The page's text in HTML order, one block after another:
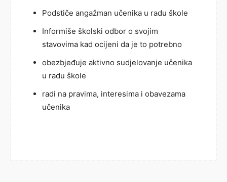
Podstiče angažman učenika u radu škole
Informiše školski odbor o svojim
stavovima kad ocijeni da je to potrebno
obezbjeđuje aktivno sudjelovanje učenika
u radu škole
radi na pravima, interesima i obavezama
učenika